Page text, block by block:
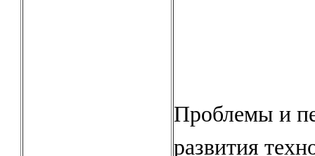
Проблемы и
развития